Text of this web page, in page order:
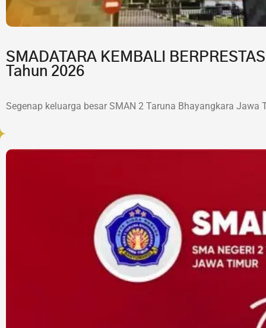
SMADATARA KEMBALI
Tahun 2026
Segenap keluarga besar SMAN 2 Taruna Bhayangkara Jawa